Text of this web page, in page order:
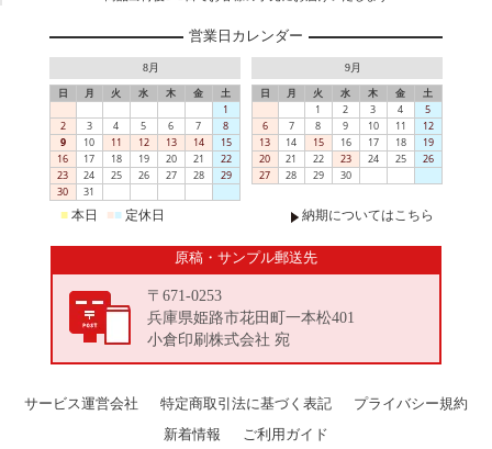
営業日カレンダー
8月
日 月 火 水 木 金
土
1
2
3 4 5 6 7
8
9
10 11 12 13 14
15
16
17 18 19 20 21
22
23
24 25 26 27 28
29
30
31
9月
日 月 火 水 木 金
土
1
2 3 4
5
6
7 8 9 10 11
12
13
14 15 16 17 18
19
20
21 22 23 24 25
26
27
28 29 30
■ 本日 ■■ 定休日 納期についてはこちら
原稿・サンプル郵送先
〒671-0253
兵庫県姫路市花田町一本松401
小倉印刷株式会社 宛
サービス運営会社 特定商取引法に基づく表記
プライバシー規約
新着情報
ご利用ガイド